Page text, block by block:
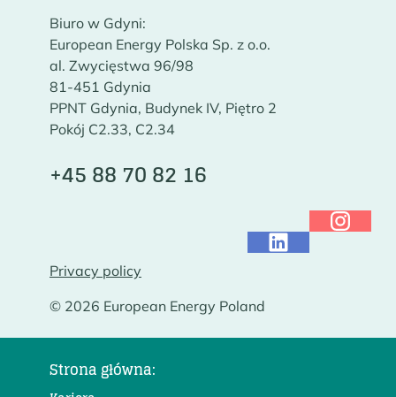
Biuro w Gdyni:
European Energy Polska Sp. z o.o.
al. Zwycięstwa 96/98
81-451 Gdynia
PPNT Gdynia, Budynek IV, Piętro 2
Pokój C2.33, C2.34
+45 88 70 82 16
© 2026 European Energy Poland
Privacy policy
Strona główna: